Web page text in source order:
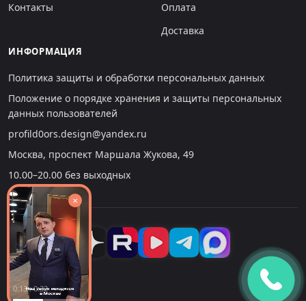
Контакты
Оплата
Доставка
ИНФОРМАЦИЯ
Политика защиты и обработки персональных данных
Положение о порядке хранения и защиты персональных
данных пользователей
profild0ors.design@yandex.ru
Москва, проспект Маршала Жукова, 49
10.00–20.00 без выходных
0:14 : 0:32
×